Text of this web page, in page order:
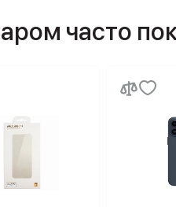
часто